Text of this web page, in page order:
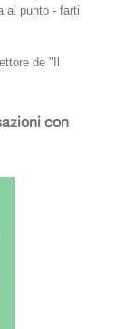
al punto - farti
de "Il
con